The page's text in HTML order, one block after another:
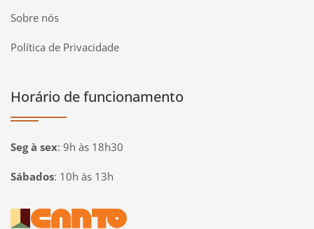
Sobre nós
Política de Privacidade
Horário de funcionamento
Seg à sex: 9h às 18h30
Sábados: 10h às 13h
Página inicial